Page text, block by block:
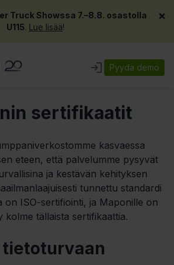
Truck Showssa 7.–8.8. osastolla
U115. Lue lisää!
×
Pyydä demo
sertifikaatit
kasvaessa
eteen, että palvelumme pysyvät
ja kestävän kehityksen
tunnettu standardi
on ISO-sertifiointi, ja Maponille on
kolme tällaista sertifikaattia.
tietoturvaan